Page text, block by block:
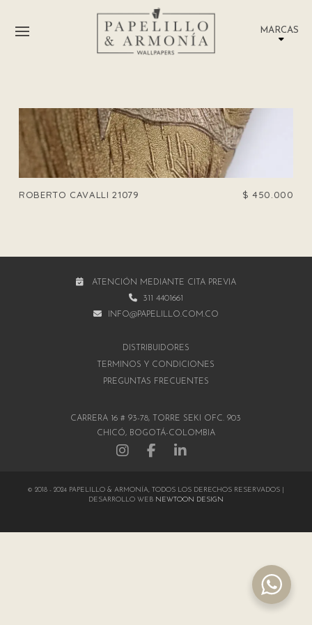
MARCAS
ROBERTO CAVALLI 21079 $ 450.000
ATENCIÓN MEDIANTE CITA PREVIA
311 4401661
INFO@PAPELILLO.COM.CO
DISTRIBUIDORES
TÉRMINOS Y CONDICIONES
PREGUNTAS FRECUENTES
CARRERA 16 # 93-78, TORRE SEKI OFC. 903
CHICÓ, BOGOTÁ-COLOMBIA
© 2018 - 2024 PAPELILLO & ARMONÍA, TODOS LOS DERECHOS RESERVADOS |
DESARROLLO WEB NEWTOON DESIGN